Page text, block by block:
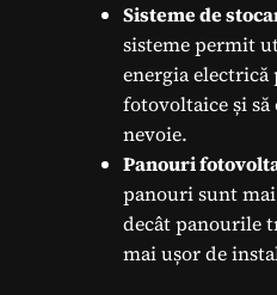
Sisteme de
sisteme permit
energia
fotovoltaice și
nevoie.
Panouri
panouri sunt
decât panourile
mai ușor de